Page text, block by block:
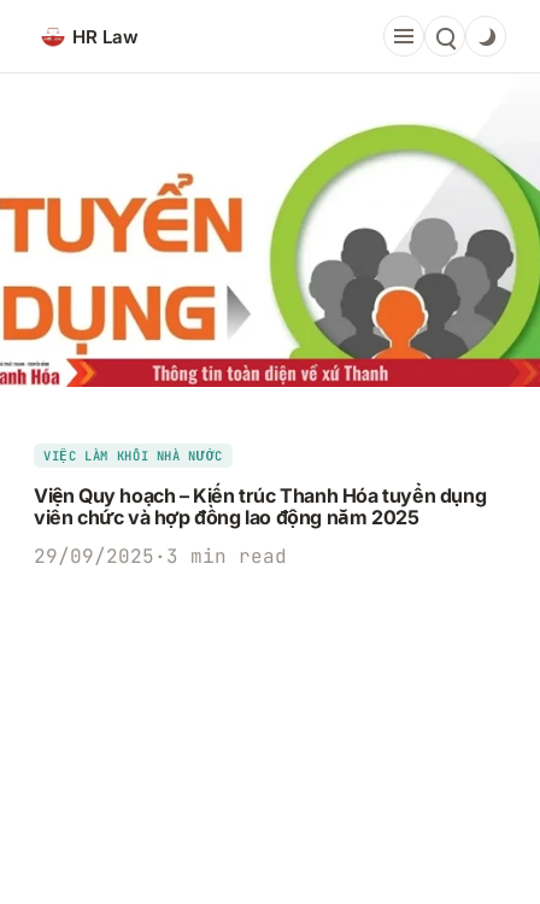
phần
HR Law
VIỆC LÀM KHỐI NHÀ NƯỚC
Viện Quy hoạch – Kiến trúc Thanh Hóa tuyển dụng
viên chức và hợp đồng lao động năm 2025
29/09/2025· 3 min read